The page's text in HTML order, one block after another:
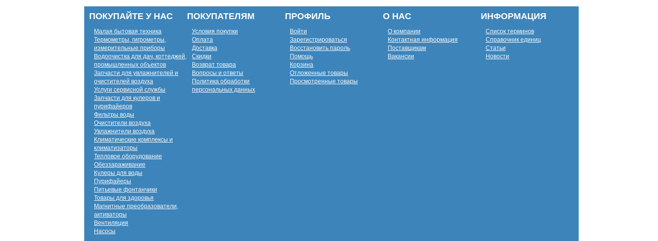
ПОКУПАЙТЕ У НАС
Малая бытовая техника
Термометры, гигрометры,
измерительные приборы
Водоочистка для дач, коттеджей,
промышленных объектов
Запчасти для увлажнителей и
очистителей воздуха
Услуги сервисной службы
Запчасти для кулеров и
пурифайеров
Фильтры воды
Очистители воздуха
Увлажнители воздуха
Климатические комплексы и
климатизаторы
Тепловое оборудование
Обеззараживание
Кулеры для воды
Пурифайеры
Питьевые фонтанчики
Товары для здоровья
Магнитные преобразователи,
активаторы
Вентиляция
Насосы
ПОКУПАТЕЛЯМ
Условия покупки
Оплата
Доставка
Скидки
Возврат товара
Вопросы и ответы
Политика обработки
персональных данных
ПРОФИЛЬ
Войти
Зарегистрироваться
Восстановить пароль
Помощь
Корзина
Отложенные товары
Просмотренные товары
О НАС
О компании
Контактная информация
Поставщикам
Вакансии
ИНФОРМАЦИЯ
Список терминов
Справочник единиц
Статьи
Новости